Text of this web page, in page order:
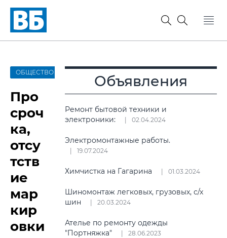
ОБЩЕСТВО
Про
сроч
ка,
отсу
тств
ие
мар
кир
овки
Объявления
Ремонт бытовой техники и
электроники:
02.04.2024
Электромонтажные работы.
19.07.2024
Химчистка на Гагарина 01.03.2024
Шиномонтаж легковых, грузовых, с/х
шин
20.03.2024
Ателье по ремонту одежды
"Портняжка"
28.06.2023